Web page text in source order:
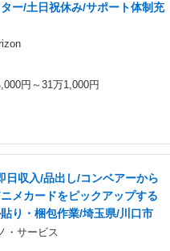
ー/土日祝休み/サポート体制充
円～31万1,000円
日収入/品出し/コンベアーから
メカードをピックアップする
り・梱包作業/埼玉県/川口市
・サービス